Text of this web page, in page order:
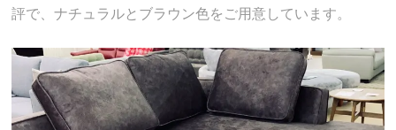
評で、ナチュラルとブラウン色をご用意しています。